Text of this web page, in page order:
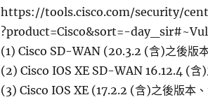
https://tools.cisco.com/security/
?product=Cisco&sort=-
(1) Cisco SD-WAN (20.3.2 (含)之後版
(2) Cisco IOS XE SD-WAN 16.12.4 (含
(3) Cisco IOS XE (17.2.2 (含)之後版本